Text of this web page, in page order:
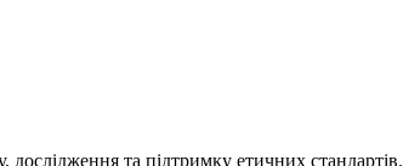
дослідження та підтримку етичних стандартів.